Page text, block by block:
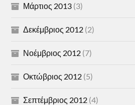
Μάρτιος 2013 (3)
Δεκέμβριος 2012 (2)
Νοέμβριος 2012 (7)
Οκτώβριος 2012 (5)
Σεπτέμβριος 2012 (4)